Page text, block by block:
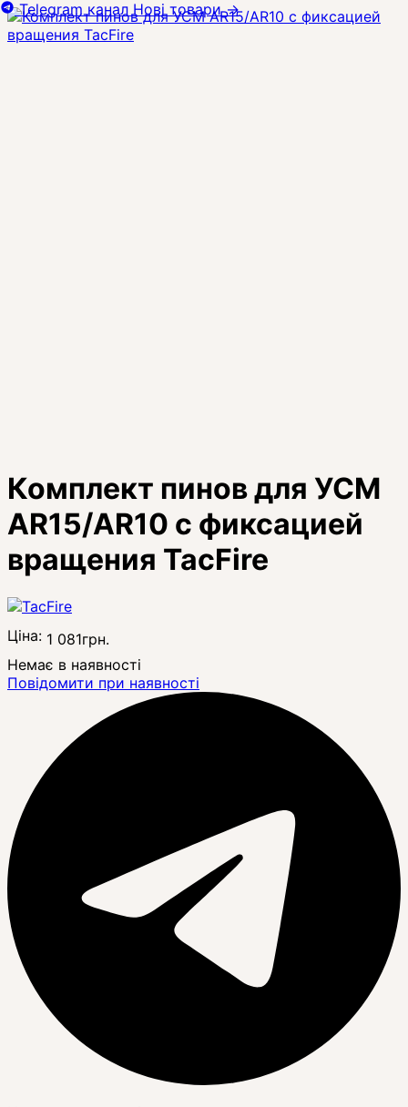
Комплект пинов для УСМ
AR15/AR10 с фиксацией
вращения TacFire
Ціна: 1 081грн.
Немає в наявності
Повідомити при наявності
Telegram канал Нові товари→